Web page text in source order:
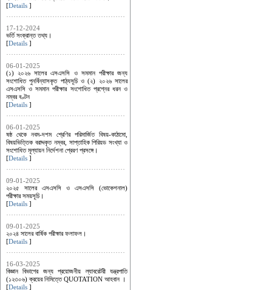
[Details ]
17-12-2024
ভর্তি সংক্রান্ত তথ্য।
[Details ]
06-01-2025
(১) ২০২৬ সালের এসএসসি ও সমমান পরীক্ষার জন্য
সংশোধিত পুনর্বিন্যাসকৃত পাঠ্যসূচি ও (২) ২০২৬ সালের
এসএসসি ও সমমান পরীক্ষার সংশোধিত প্রশ্নের ধরন ও
নম্বর বণ্টন
[Details ]
06-01-2025
ষষ্ঠ থেকে নবম-দশম শ্রেণির পরিমার্জিত বিষয়-কাঠামো,
বিষয়ভিত্তিক বরাদ্দকৃত নম্বর, সাপ্তাহিক পিরিয়ড সংখ্যা ও
সংশোধিত মূল্যায়ন নির্দেশনা প্রেরণ প্রসঙ্গে।
[Details ]
09-01-2025
২০২৫ সালের এসএসসি ও এসএসসি (ভোকেশনাল)
পরীক্ষার সময়সূচি।
[Details ]
09-01-2025
২০২৪ সালের বার্ষিক পরীক্ষার ফলাফল।
[Details ]
16-03-2025
বিজ্ঞান বিভাগের জন্য প্রয়োজনীয় ল্যাবরেটরী যন্ত্রপাতি
(১২৩০৬) ক্রয়ের নিমিত্তে QUOTATION আহবান ।
[Details ]